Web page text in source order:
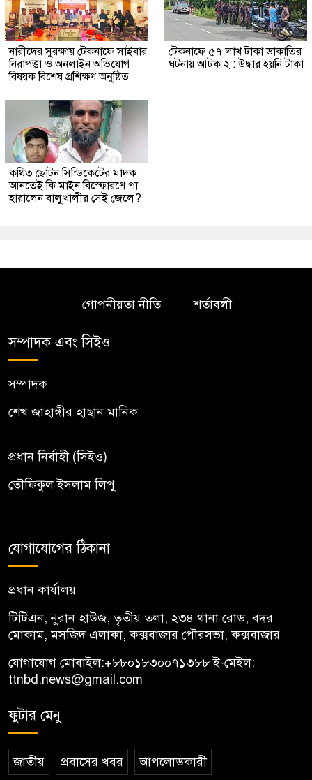
নারীদের সুরক্ষায় টেকনাফে সাইবার
নিরাপত্তা ও অনলাইন অভিযোগ
বিষয়ক বিশেষ প্রশিক্ষণ অনুষ্ঠিত
টেকনাফে ৫৭ লাখ টাকা ডাকাতির
ঘটনায় আটক ২ : উদ্ধার হয়নি টাকা
কথিত ছোটন সিন্ডিকেটের মাদক
আনতেই কি মাইন বিস্ফোরণে পা
হারালেন বালুখালীর সেই জেলে?
গোপনীয়তা নীতি শর্তাবলী
সম্পাদক এবং সিইও
সম্পাদক
শেখ জাহাঙ্গীর হাছান মানিক
প্রধান নির্বাহী (সিইও)
তৌফিকুল ইসলাম লিপু
যোগাযোগের ঠিকানা
প্রধান কার্যালয়
টিটিএন, নু্রান হাউজ, তৃতীয় তলা, ২৩৪ থানা রোড, বদর
মোকাম, মসজিদ এলাকা, কক্সবাজার পৌরসভা, কক্সবাজার
যোগাযোগ মোবাইল:+৮৮০১৮৩০০৭১৩৮৮ই-মেইল:
ttnbd.news@gmail.com
ফুটার মেনু
জাতীয় প্রবাসের খবর আপলোডকারী